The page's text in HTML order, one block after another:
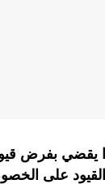
يقضي بفرض
على